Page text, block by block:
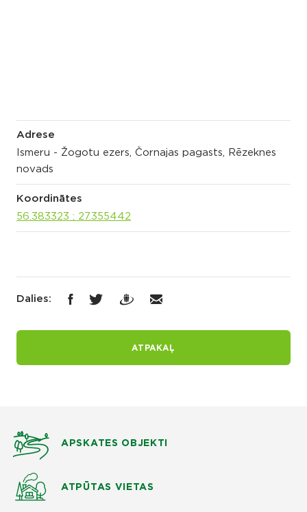
Adrese
Ismeru - Žogotu ezers, Čornajas pagasts, Rēzeknes
novads
Koordinātes
56.383323 ; 27.355442
Dalies:
ATPAKAĻ
APSKATES OBJEKTI
ATPŪTAS VIETAS